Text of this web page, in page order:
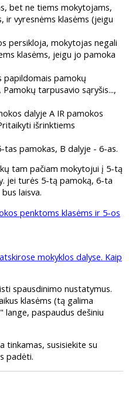
bet ne tiems mokytojams,
ir vyresnėms klasėms (jeigu
persikloja, mokytojas negali
klasėms, jeigu jo pamoka
papildomais pamokų
tarpusavio sąryšis...,
dalyje A IR pamokos
išrinktiems
tas pamokas, B dalyje - 6-as.
tam pačiam mokytojui į 5-tą
jei turės 5-tą pamoką, 6-ta
laisva.
penktoms klasėms ir 5-os
mokyklos dalyse. Kaip
spausdinimo nustatymus.
klasėms (tą galima
paspaudus dešiniu
tinkamas, susisiekite su
padėti.